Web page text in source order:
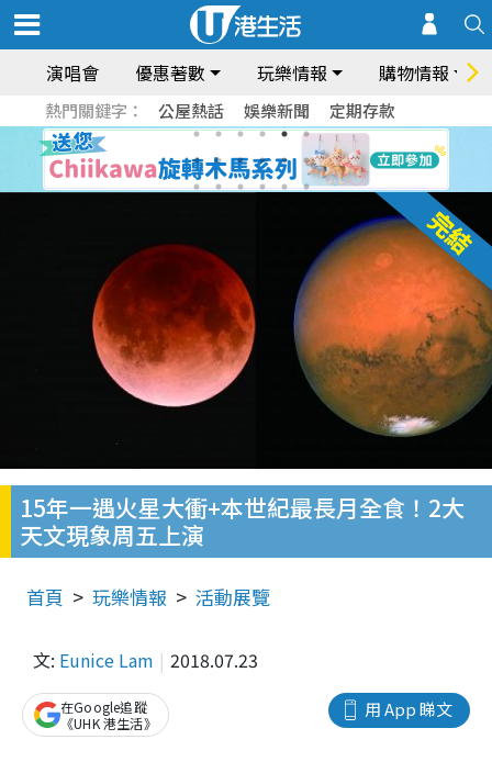
演唱會 優惠著數 玩樂情報 購物情報
熱門關鍵字： 公屋熱話 娛樂新聞 定期存款
15年一遇火星大衝+本世紀最長月全食！2大
天文現象周五上演
首頁 玩樂情報 活動展覽
文: Eunice Lam 2018.07.23
用 App 睇文
在Google追蹤
《UHK 港生活》